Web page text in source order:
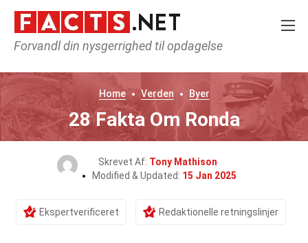
Forvandl din nysgerrighed til opdagelse
Home Verden Byer
28 Fakta Om Ronda
Skrevet Af: Tony Mathison
Modified & Updated: 15 Jan 2025
Ekspertverificeret Redaktionelle retningslinjer